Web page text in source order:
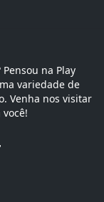
na Play
variedade de
Venha nos visitar